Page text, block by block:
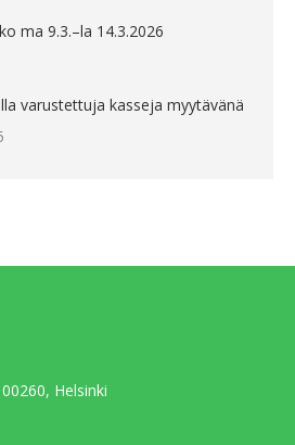
ma 9.3.–la 14.3.2026
varustettuja kasseja myytävänä
Helsinki